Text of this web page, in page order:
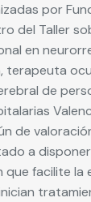
por
del Taller
en
terapeuta
de
de
a
facilite la